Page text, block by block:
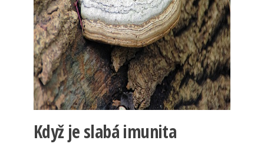
Když je slabá imunita